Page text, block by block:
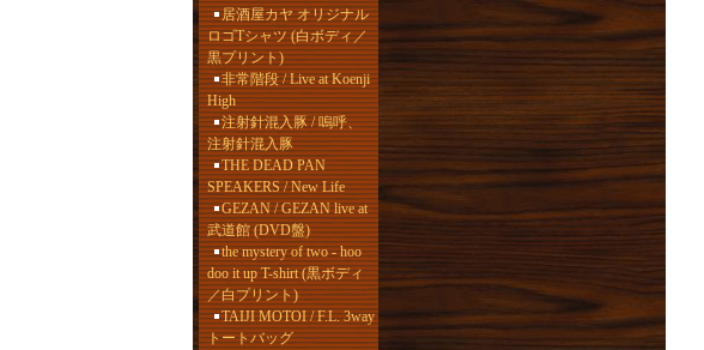
居酒屋カヤ オリジナル
ロゴTシャツ (白ボディ／
黒プリント)
非常階段 / Live at Koenji
High
注射針混入豚 / 嗚呼、
注射針混入豚
THE DEAD PAN
SPEAKERS / New Life
GEZAN / GEZAN live at
武道館 (DVD盤)
the mystery of two - hoo
doo it up T-shirt (黒ボディ
／白プリント)
TAIJI MOTOI / F.L. 3way
トートバッグ